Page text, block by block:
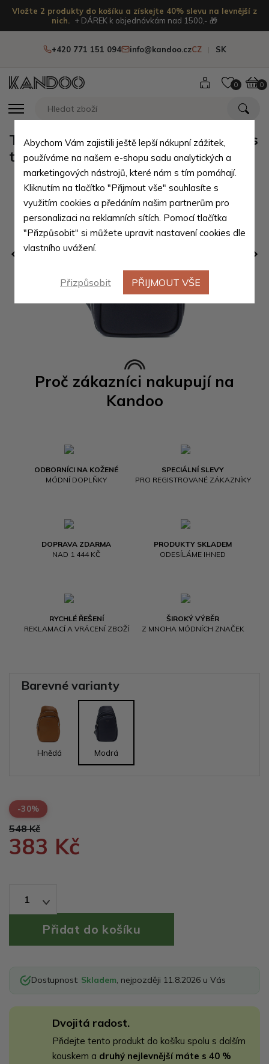
Vložte 2 produkty do košíku a získejte 40% slevu na levnější z
nich.
+ DÁREK k objednávkám nad 1500,- 🎁
+420 771 151 094 info@kandoo.czCZ SK
0 0
Proč zákazníci nakupují na
Kandoo
ODBORNÍCI NA KOŽENÉ
MÓDNÍ DOPLŇKY
SPECIÁLNÍ SLEVY
PRO REGISTROVANÉ ZÁKAZNÍKY
DOPRAVA ZDARMA
NAD 1 444 KČ
PRODUKTY SKLADEM
ODESÍLÁME IHNED
RYCHLÉ ŘEŠENÍ
REKLAMACÍ A VRÁCENÍ ZBOŽÍ
ŠIROKÝ VÝBĚR
Z MNOHA MÓDNÍCH ZNAČEK
Tmavě modrý sportovní batoh přes
tělo Destan
Barevné varianty
Hnědá Modrá
-30%
548 Kč
383 Kč
1
Dostupnost: Skladem, nejpozději 11.8.2026 u Vás
Dvojitá radost.
Přidejte tento produkt do košíku spolu s dalším
kouskem a druhý nejlevnější máte s 40 %
Abychom Vám zajistili ještě lepší nákupní zážitek,
používáme na našem e-shopu sadu analytických a
marketingových nástrojů, které nám s tím pomáhají.
Kliknutím na tlačítko "Přijmout vše" souhlasíte s
využitím cookies a předáním našim partnerům pro
personalizaci na reklamních sítích. Pomocí tlačítka
"Přizpůsobit" si můžete upravit nastavení cookies dle
vlastního uvážení.
Přizpůsobit PŘIJMOUT VŠE